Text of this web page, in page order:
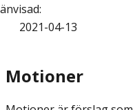
:
2021-04-13
Motioner